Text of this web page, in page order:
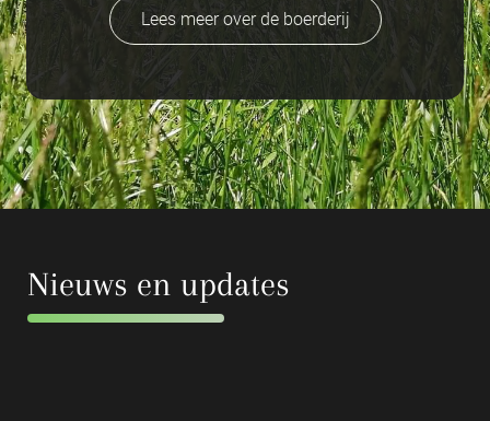
Lees meer over de boerderij
Nieuws en updates